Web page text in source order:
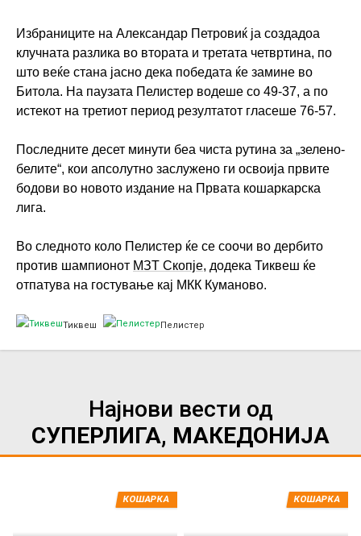
Избраниците на Александар Петровиќ ја создадоа
клучната разлика во втората и третата четвртина, по
што веќе стана јасно дека победата ќе замине во
Битола. На паузата Пелистер водеше со 49-37, а по
истекот на третиот период резултатот гласеше 76-57.
Последните десет минути беа чиста рутина за „зелено-
белите“, кои апсолутно заслужено ги освоија првите
бодови во новото издание на Првата кошаркарска
лига.
Во следното коло Пелистер ќе се соочи во дербито
против шампионот МЗТ Скопје, додека Тиквеш ќе
отпатува на гостување кај МКК Куманово.
Тиквеш Пелистер
Најнови вести од
СУПЕРЛИГА, МАКЕДОНИЈА
КОШАРКА КОШАРКА